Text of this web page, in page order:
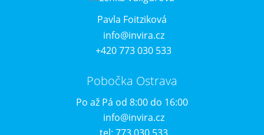
Pavla Foitziková
info@invira.cz
+420 773 030 533
Pobočka Ostrava
Po až Pá od 8:00 do 16:00
info@invira.cz